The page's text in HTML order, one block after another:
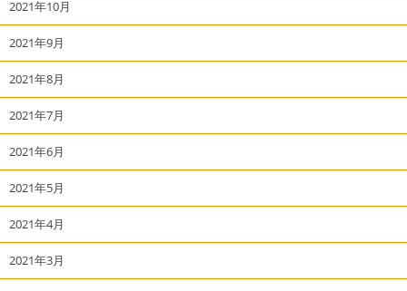
2021年10月
2021年9月
2021年8月
2021年7月
2021年6月
2021年5月
2021年4月
2021年3月